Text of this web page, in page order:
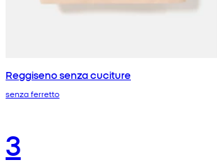
Reggiseno senza cuciture
senza ferretto
3